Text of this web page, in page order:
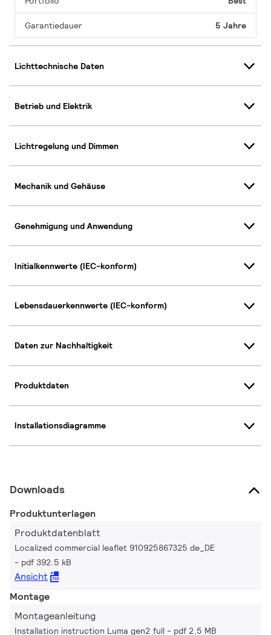
Garantiedauer 5 Jahre
Lichttechnische Daten
Betrieb und Elektrik
Lichtregelung und Dimmen
Mechanik und Gehäuse
Genehmigung und Anwendung
Initialkennwerte (IEC-konform)
Lebensdauerkennwerte (IEC-konform)
Daten zur Nachhaltigkeit
Produktdaten
Installationsdiagramme
Downloads
Produktunterlagen
Produktdatenblatt
Localized commercial leaflet 910925867325 de_DE
pdf 392.5 kB
Ansicht
Montage
Montageanleitung
Installation instruction Luma gen2 full pdf 2.5 MB